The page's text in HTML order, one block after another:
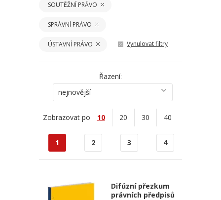
SOUTĚŽNÍ PRÁVO
SPRÁVNÍ PRÁVO
ÚSTAVNÍ PRÁVO Vynulovat filtry
Řazení:
nejnovější
Zobrazovat po 10 20 30 40
1 2 3 4
Difúzní přezkum
právních předpisů